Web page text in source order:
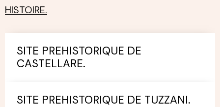
HISTOIRE.
SITE PREHISTORIQUE DE
CASTELLARE.
SITE PREHISTORIQUE DE TUZZANI.